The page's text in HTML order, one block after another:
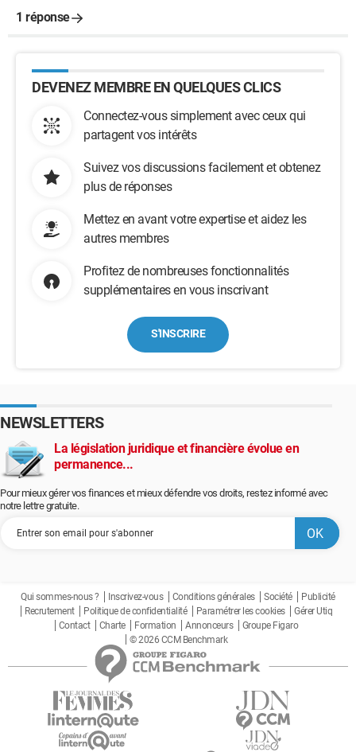
1 réponse
DEVENEZ MEMBRE EN QUELQUES CLICS
Connectez-vous simplement avec ceux qui
partagent vos intérêts
Suivez vos discussions facilement et obtenez
plus de réponses
Mettez en avant votre expertise et aidez les
autres membres
Profitez de nombreuses fonctionnalités
supplémentaires en vous inscrivant
S'INSCRIRE
NEWSLETTERS
La législation juridique et financière évolue en
permanence...
Pour mieux gérer vos finances et mieux défendre vos droits, restez informé avec
notre lettre gratuite.
Qui sommes-nous ? Inscrivez-vous Conditions générales Société
Publicité
Recrutement
Politique de confidentialité Paramétrer les cookies
Gérer Utiq
Contact
Charte Formation Annonceurs
Groupe Figaro
© 2026 CCM Benchmark